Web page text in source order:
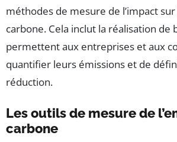
méthodes de mesure de l’impact
carbone. Cela inclut la réalisation de
permettent aux entreprises et aux
quantifier leurs émissions et de
réduction.
Les outils de mesure de
carbone